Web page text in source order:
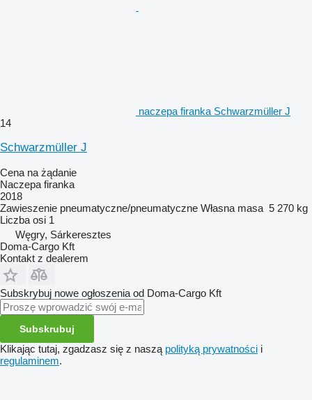
naczepa firanka Schwarzmüller J
14
Schwarzmüller J
Cena na żądanie
Naczepa firanka
2018
Zawieszenie pneumatyczne/pneumatyczne Własna masa 5 270 kg
Liczba osi 1
Węgry, Sárkeresztes
Doma-Cargo Kft
Kontakt z dealerem
Subskrybuj nowe ogłoszenia od Doma-Cargo Kft
Subskrubuj
Klikając tutaj, zgadzasz się z naszą polityką prywatności i
regulaminem.